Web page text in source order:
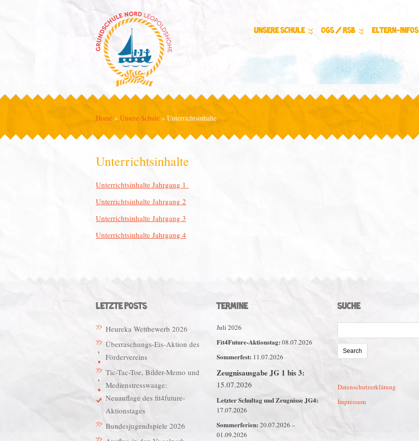
Unsere Schule OGS / RSB Eltern-Infos
Home » Unsere Schule » Unterrichtsinhalte
Unterrichtsinhalte
Unterrichtsinhalte Jahrgang 1
Unterrichtsinhalte Jahrgang 2
Unterrichtsinhalte Jahrgang 3
Unterrichtsinhalte Jahrgang 4
LETZTE POSTS
Heureka Wettbewerb 2026
Überraschungs-Eis-Aktion des
Fördervereins
Tic-Tac-Toe, Bilder-Memo und
Medienstresswaage:
Neuauflage des fit4future-
Aktionstages
Bundesjugendspiele 2026
TERMINE
Juli 2026
Fit4Future-Aktionstag: 08.07.2026
Sommerfest: 11.07.2026
Zeugnisausgabe JG 1 bis 3:
15.07.2026
Letzter Schultag und Zeugnisse JG4:
17.07.2026
Sommerferien: 20.07.2026 –
01.09.2026
SUCHE
Datenschutzerklärung
Impressum